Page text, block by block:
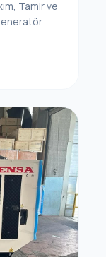
Tamir ve
jeneratör